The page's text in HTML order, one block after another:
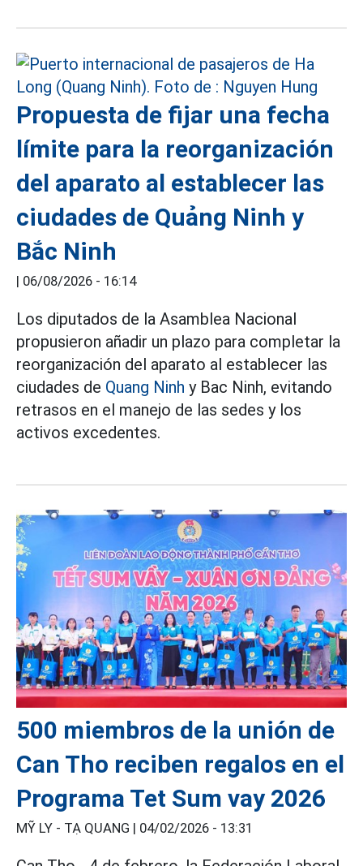
Propuesta de fijar una fecha
límite para la reorganización
del aparato al establecer las
ciudades de Quảng Ninh y
Bắc Ninh
| 06/08/2026 - 16:14
Los diputados de la Asamblea Nacional
propusieron añadir un plazo para completar la
reorganización del aparato al establecer las
ciudades de Quang Ninh y Bac Ninh, evitando
retrasos en el manejo de las sedes y los
activos excedentes.
500 miembros de la unión de
Can Tho reciben regalos en el
Programa Tet Sum vay 2026
MỸ LY - TẠ QUANG | 04/02/2026 - 13:31